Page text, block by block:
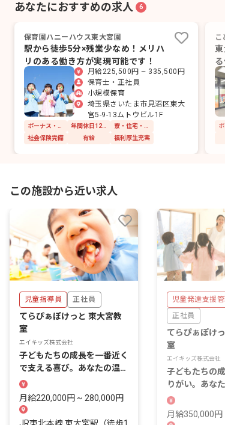
あなたにおすすめの求人 6
保育園ハニーハウス東大宮園
駅から徒歩5分×残業少なめ！メリハ
リのある働き方が実現可能です！
月給225,500円 ~ 335,500円
保育士・正社員
小規模保育
埼玉県さいたま市見沼区東大
宮5-9-13ムトウビル1F
社会保険完備
有給 福利厚生充実
こ
う
この施設から近い求人
児童指導員 正社員
てらぴぁぽけっと 東大宮教
室
エイキッズ株式会社
子どもたちの成長を一番近く
で支える喜び。あなたの温か
い心、ここで輝かせません
か？
月給220,000円 ~ 280,000円
児童発達支援管
正社員
てらぴぁぽけ
室
エイキッズ株式会社
子どもたちの
りがい。あな
し、新しい未
せんか？
月給350,000